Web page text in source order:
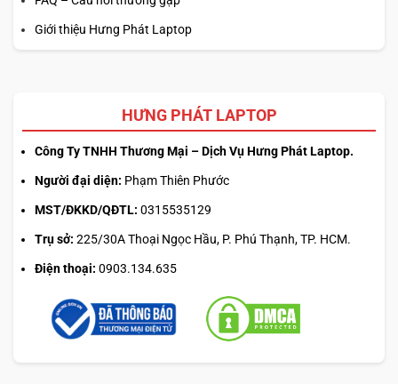
mái và chính xác. Những chuyến công tác dài sẽ trở nên dễ
dàng hơn khi bạn sở hữu một chiếc ThinkPad.
Nếu bạn là một game thủ thực thụ, thì dòng sản phẩm
Laptop Gaming Lenovo Legion chính là lựa chọn lý tưởng.
Những chiếc laptop này mạnh mẽ với cấu hình cực kỳ ấn
Ryzen 7 cùng với card đồ họa rời, giúp đáp ứng tốt yêu cầu
đồ họa cao của các trò chơi hiện nay.
Giới thiệu Hưng Phát Laptop
HƯNG PHÁT LAPTOP
Công Ty TNHH Thương Mại – Dịch Vụ Hưng Phát Laptop.
Người đại diện: Phạm Thiên Phước
MST/ĐKKD/QĐTL: 0315535129
Trụ sở: 225/30A Thoại Ngọc Hầu, P. Phú Thạnh, TP. HCM.
Điện thoại: 0903.134.635